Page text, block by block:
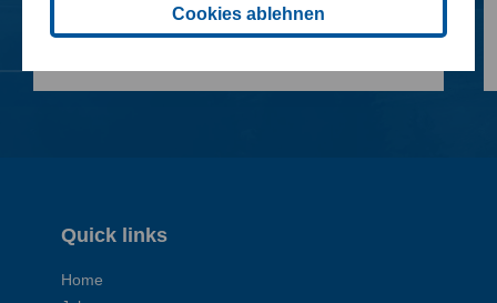
Cookies ablehnen
Quick links
Home